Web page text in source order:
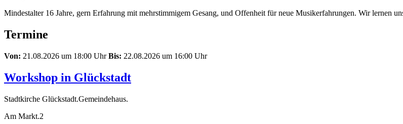
Mindestalter 16 Jahre, gern Erfahrung mit mehrstimmigem Gesang, und Offenheit für neue Musikerfahrungen. Wir lernen
Termine
Von: 21.08.2026 um 18:00 UhrBis: 22.08.2026 um 16:00 Uhr
Workshop in Glückstadt
Stadtkirche Glückstadt.Gemeindehaus.
Am Markt.2